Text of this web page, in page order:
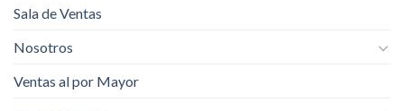
Sala de Ventas
Nosotros
Ventas al por Mayor